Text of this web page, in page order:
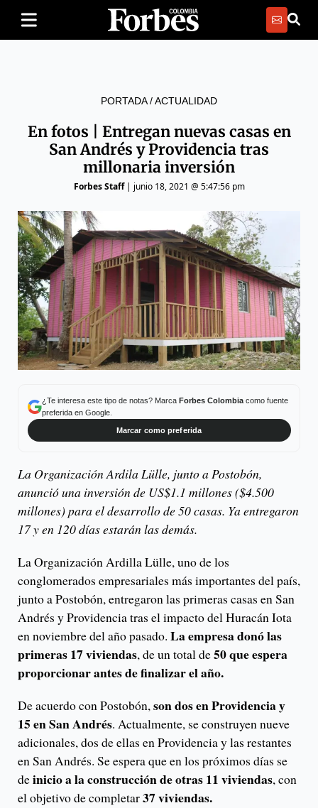
PORTADA/ACTUALIDAD
En fotos | Entregan nuevas casas en
San Andrés y Providencia tras
millonaria inversión
Forbes Staff| junio 18, 2021 @ 5:47:56 pm
¿Te interesa este tipo de notas? Marca Forbes Colombiacomo fuente
preferida en Google.
Marcar como preferida
La Organización Ardila Lülle, junto a Postobón,
anunció una inversión de US$1.1 millones ($4.500
millones) para el desarrollo de 50 casas. Ya entregaron
17 y en 120 días estarán las demás.
La Organización Ardilla Lülle, uno de los
conglomerados empresariales más importantes del país,
junto a Postobón, entregaron las primeras casas en San
Andrés y Providencia tras el impacto del Huracán Iota
en noviembre del año pasado. La empresa donó las
primeras 17 viviendas, de un total de50 que espera
proporcionar antes de finalizar el año.
De acuerdo con Postobón,son dos en Providencia y
15 en San Andrés. Actualmente, se construyen nueve
adicionales, dos de ellas en Providencia y las restantes
en San Andrés. Se espera que en los próximos días se
deinicio a la construcción de otras 11 viviendas, con
el objetivo de completar37 viviendas.